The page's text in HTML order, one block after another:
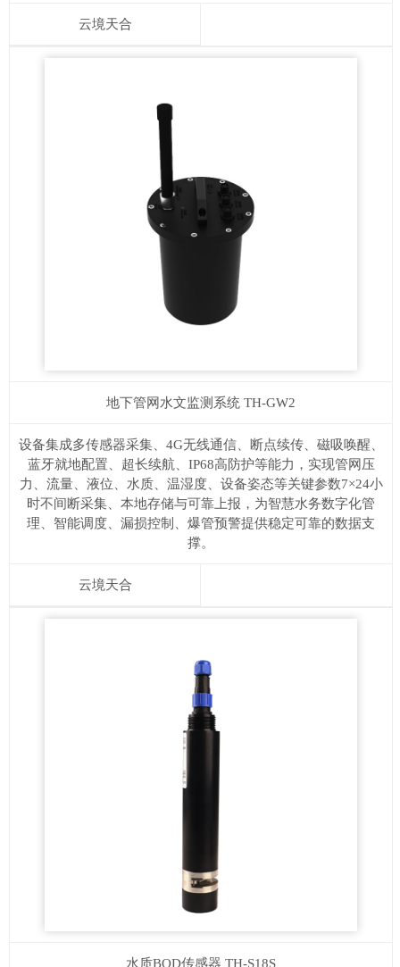
云境天合
地下管网水文监测系统 TH-GW2
设备集成多传感器采集、4G无线通信、断点续传、磁吸唤醒、
蓝牙就地配置、超长续航、IP68高防护等能力，实现管网压
力、流量、液位、水质、温湿度、设备姿态等关键参数7×24小
时不间断采集、本地存储与可靠上报，为智慧水务数字化管
理、智能调度、漏损控制、爆管预警提供稳定可靠的数据支
撑。
云境天合
水质BOD传感器 TH-S18S